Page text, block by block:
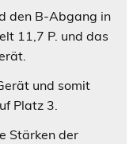
den B-Abgang in
11,7 P. und das
und somit
Platz 3.
Stärken der